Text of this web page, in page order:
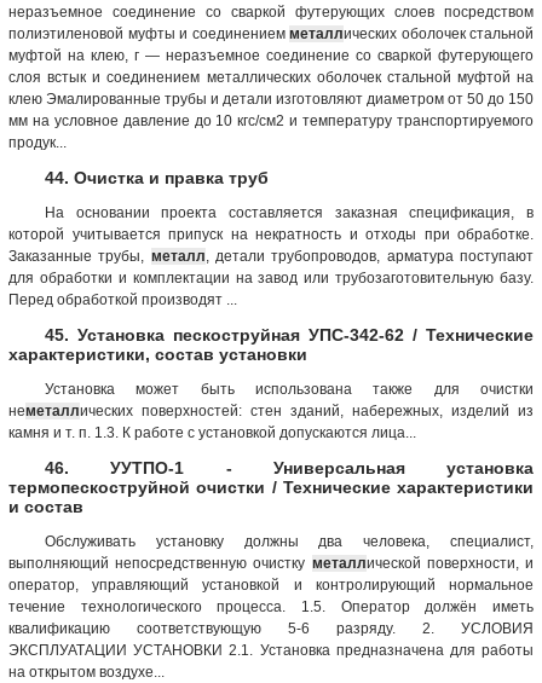
неразъемное соединение со сваркой футерующих слоев посредством
полиэтиленовой муфты и соединением металлических оболочек стальной
муфтой на клею, г — неразъемное соединение со сваркой футерующего
слоя встык и соединением металлических оболочек стальной муфтой на
клею Эмалированные трубы и детали изготовляют диаметром от 50 до 150
мм на условное давление до 10 кгс/см2 и температуру транспортируемого
продук...
44. Очистка и правка труб
На основании проекта составляется заказная спецификация, в
которой учитывается припуск на некратность и отходы при обработке.
Заказанные трубы, металл , детали трубопроводов, арматура поступают
для обработки и комплектации на завод или трубозаготовительную базу.
Перед обработкой производят ...
45. Установка пескоструйная УПС-342-62 / Технические
характеристики, состав установки
Установка может быть использована также для очистки
неметаллических поверхностей: стен зданий, набережных, изделий из
камня и т. п. 1.3. К работе с установкой допускаются лица...
46. УУТПО-1 - Универсальная установка
термопескоструйной очистки / Технические характеристики
и состав
Обслуживать установку должны два человека, специалист,
выполняющий непосредственную очистку металлической поверхности, и
оператор, управляющий установкой и контролирующий нормальное
течение технологического процесса. 1.5. Оператор должён иметь
квалификацию соответствующую 5-6 разряду. 2. УСЛОВИЯ
ЭКСПЛУАТАЦИИ УСТАНОВКИ 2.1. Установка предназначена для работы
на открытом воздухе...